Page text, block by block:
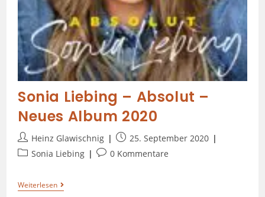
Sonia Liebing – Absolut –
Neues Album 2020
Heinz Glawischnig
25. September 2020
Sonia Liebing
0 Kommentare
Weiterlesen